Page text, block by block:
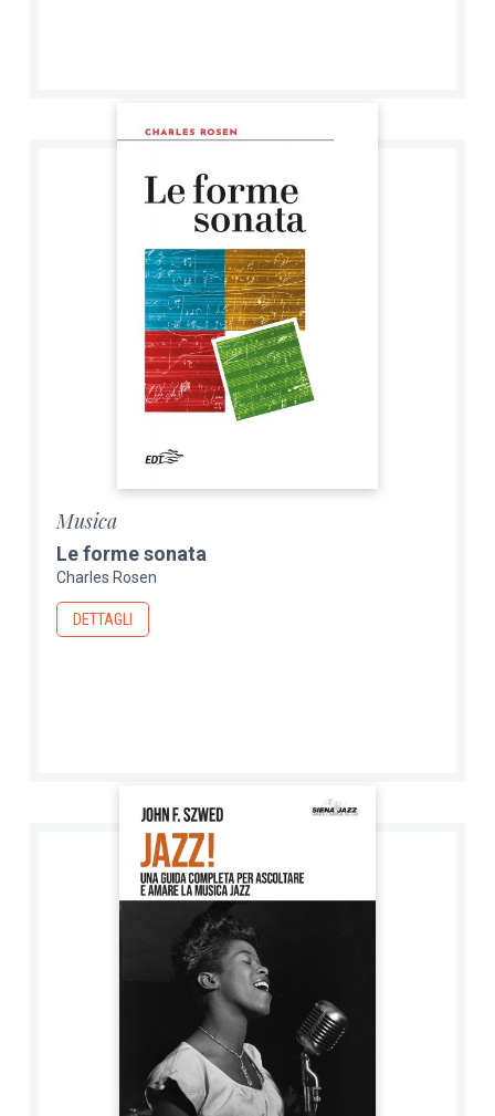
Musica
Le forme sonata
Charles Rosen
DETTAGLI